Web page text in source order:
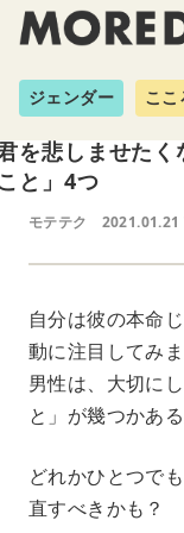
ジェンダー ここ
を悲しませた
と」4つ
モテテク 2021.01.21
自分は彼の本命
動に注目してみま
男性は、大切に
と」が幾つかある
どれかひとつで
直すべきかも？